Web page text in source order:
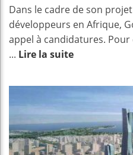
Dans le cadre de son
développeurs en Afrique,
appel à candidatures.
... Lire la suite